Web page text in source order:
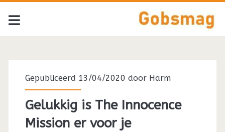
Gepubliceerd 13/04/2020 door Harm
Gelukkig is The Innocence
Mission er voor je